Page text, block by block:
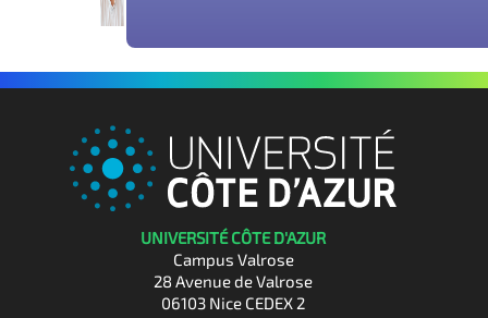
UNIVERSITÉ CÔTE D'AZUR
Campus Valrose
28 Avenue de Valrose
06103 Nice CEDEX 2